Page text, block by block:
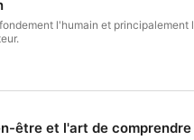
l'humain et
être et l'art de